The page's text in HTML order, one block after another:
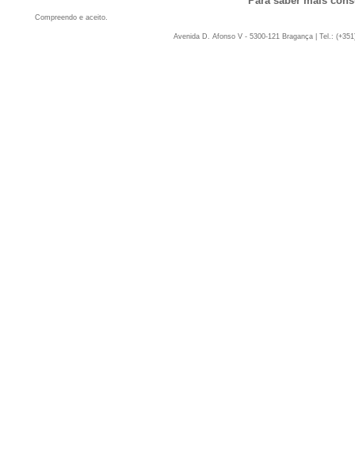
Compreendo e aceito.
Avenida D. Afonso V - 5300-121 Bragança | Tel.: